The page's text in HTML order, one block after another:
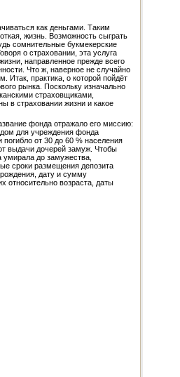
как деньгами. Таким
жизнь. Возможность сыграть
сомнительные букмекерские
о страховании, эта услуга
направленное прежде всего
Что ж, наверное не случайно
Итак, практика, о которой пойдёт
рынка. Поскольку изначально
страховщиками,
в страховании жизни и какое
фонда отражало его миссию:
для учреждения фонда
от 30 до 60 % населения
выдачи дочерей замуж. Чтобы
до замужества,
сроки размещения депозита
дату и сумму
относительно возраста, даты